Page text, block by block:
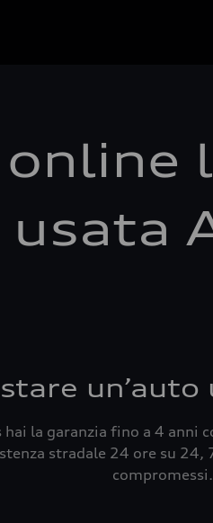
online
usata
hai la garanzia fino a 4
stradale 24 ore su
compromessi.